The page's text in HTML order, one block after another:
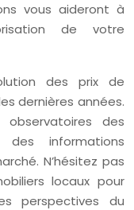
vous aideront à
de votre
des prix de
dernières années.
des
informations
N’hésitez pas
locaux pour
perspectives du